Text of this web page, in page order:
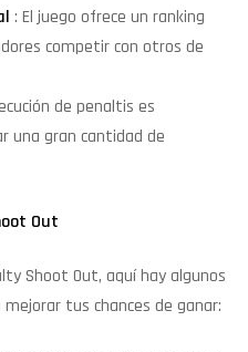
: El juego ofrece un ranking
competir con otros de
de penaltis es
una gran cantidad de
Out
Shoot Out, aquí hay algunos
tus chances de ganar: